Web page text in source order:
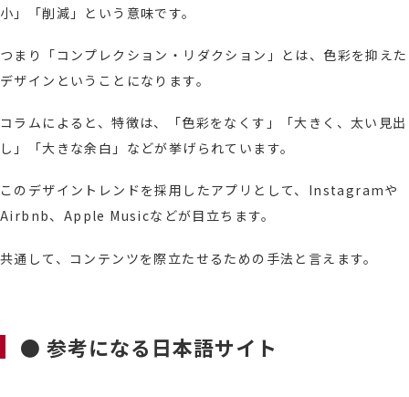
小」「削減」という意味です。
つまり「コンプレクション・リダクション」とは、色彩を抑えた
デザインということになります。
コラムによると、特徴は、「色彩をなくす」「大きく、太い見出
し」「大きな余白」などが挙げられています。
このデザイントレンドを採用したアプリとして、Instagramや
Airbnb、Apple Musicなどが目立ちます。
共通して、コンテンツを際立たせるための手法と言えます。
● 参考になる日本語サイト